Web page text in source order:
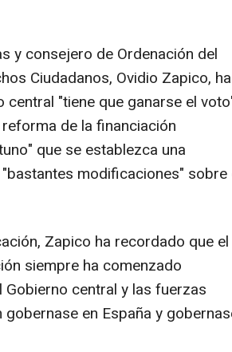
y consejero de Ordenación del
Ciudadanos, Ovidio Zapico, ha
"tiene que ganarse el
de la financiación
que se establezca una
modificaciones" sobre
Zapico ha recordado que el
siempre ha comenzado
central y las fuerzas
en España y